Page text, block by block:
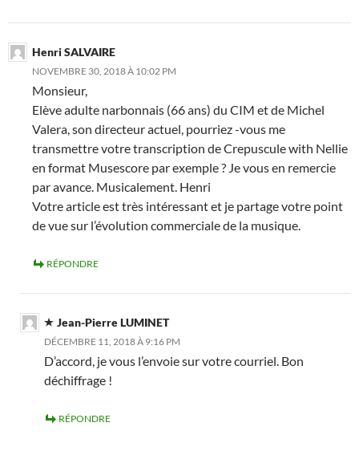
Henri SALVAIRE
NOVEMBRE 30, 2018 À 10:02 PM
Monsieur,
Elève adulte narbonnais (66 ans) du CIM et de Michel
Valera, son directeur actuel, pourriez -vous me
transmettre votre transcription de Crepuscule with Nellie
en format Musescore par exemple ? Je vous en remercie
par avance. Musicalement. Henri
Votre article est très intéressant et je partage votre point
de vue sur l’évolution commerciale de la musique.
RÉPONDRE
Jean-Pierre LUMINET
DÉCEMBRE 11, 2018 À 9:16 PM
D’accord, je vous l’envoie sur votre courriel. Bon
déchiffrage !
RÉPONDRE